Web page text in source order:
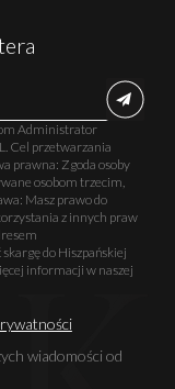
Administrator
Cel przetwarzania
prawna: Zgoda osoby
osobom trzecim,
Masz prawo do
z innych praw
do Hiszpańskiej
informacji w naszej
wiadomości od